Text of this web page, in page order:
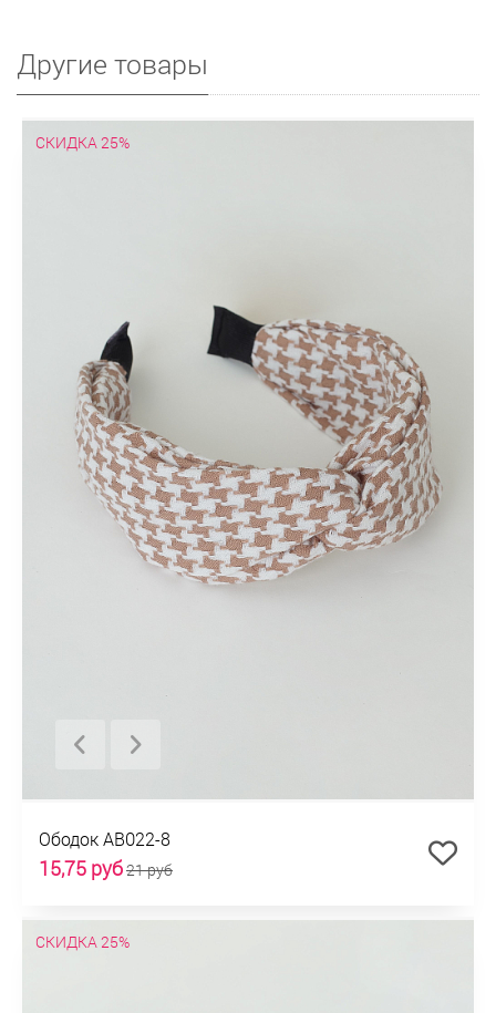
Другие товары
СКИДКА 25%
Ободок AB022-8
15,75 руб21 руб
СКИДКА 25%